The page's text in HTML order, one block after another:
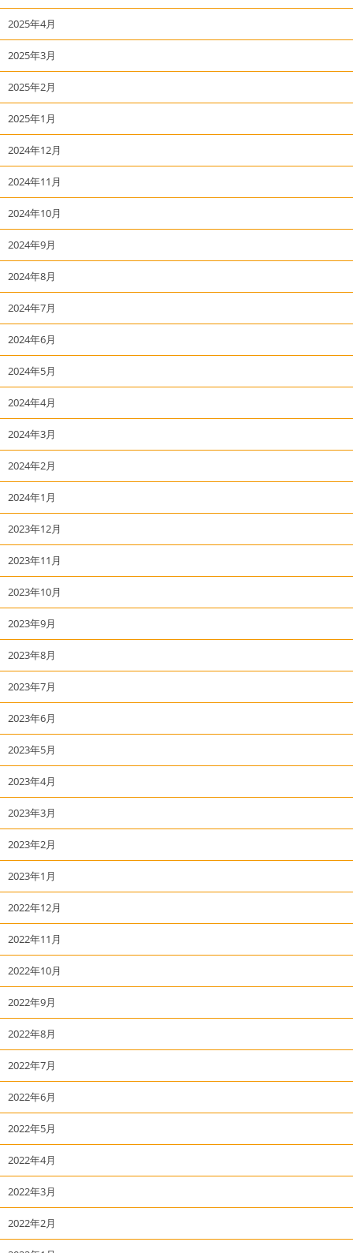
2025年4月
2025年3月
2025年2月
2025年1月
2024年12月
2024年11月
2024年10月
2024年9月
2024年8月
2024年7月
2024年6月
2024年5月
2024年4月
2024年3月
2024年2月
2024年1月
2023年12月
2023年11月
2023年10月
2023年9月
2023年8月
2023年7月
2023年6月
2023年5月
2023年4月
2023年3月
2023年2月
2023年1月
2022年12月
2022年11月
2022年10月
2022年9月
2022年8月
2022年7月
2022年6月
2022年5月
2022年4月
2022年3月
2022年2月